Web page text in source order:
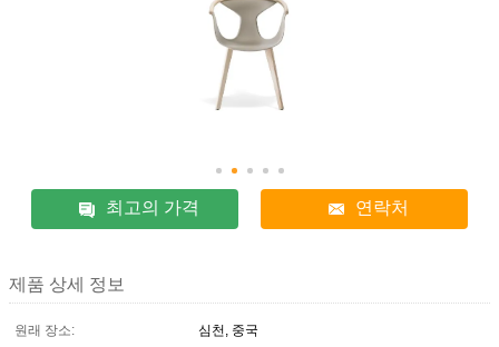
최고의 가격 연락처
제품 상세 정보
원래 장소:
심천, 중국